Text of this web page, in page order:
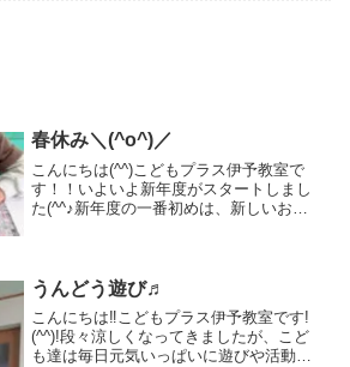
春休み＼(^o^)／
こんにちは(^^)こどもプラス伊予教室で
す！！いよいよ新年度がスタートしまし
た(^^♪新年度の一番初めは、新しいお友
ました!(^^)...
うんどう遊び♬
こんにちは‼こどもプラス伊予教室です!
(^^)!段々涼しくなってきましたが、こど
も達は毎日元気いっぱいに遊びや活動を